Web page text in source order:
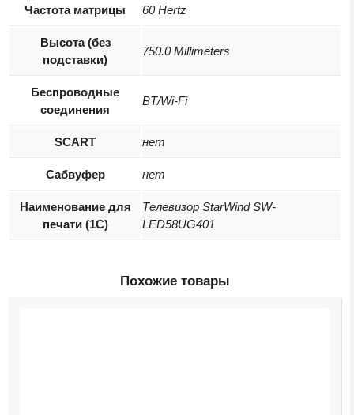
Частота матрицы 60 Hertz
Высота (без
подставки)
750.0 Millimeters
Беспроводные
соединения
BT/Wi-Fi
SCART нет
Сабвуфер нет
Наименование для
печати (1С)
Телевизор StarWind SW-
LED58UG401
Похожие товары